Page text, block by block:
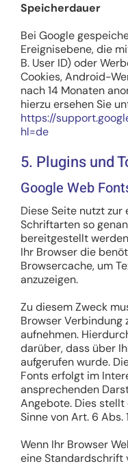
Speicherdauer
Bei Google
Ereignisebene, die
B. User ID) oder
Cookies, Android-
nach 14 Monaten
hierzu ersehen Sie
https://
hl=de
5. Plugins und
Google Web
Diese Seite nutzt
Schriftarten so
bereitgestellt
Ihr Browser die
Browsercache, um
anzuzeigen.
Zu diesem Zweck
Browser Verbindung
aufnehmen.
darüber, dass über
aufgerufen wurde.
Fonts erfolgt im
ansprechenden
Angebote. Dies
Sinne von Art. 6 Abs.
Wenn Ihr Browser
eine Standardschrift